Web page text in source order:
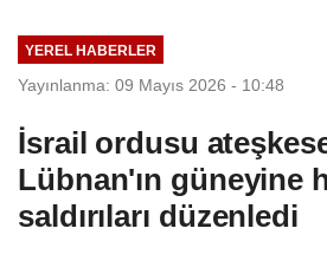
YEREL HABERLER
Yayınlanma: 09 Mayıs 2026 - 10:48
İsrail ordusu
Lübnan'ın güneyine
saldırıları düzenledi